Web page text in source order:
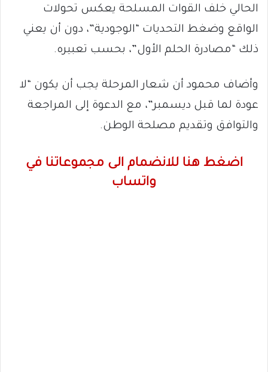
الحالي خلف القوات المسلحة يعكس تحولات
الواقع وضغط التحديات “الوجودية”، دون أن يعني
ذلك “مصادرة الحلم الأول”، بحسب تعبيره.
وأضاف محمود أن شعار المرحلة يجب أن يكون “لا
عودة لما قبل ديسمبر”، مع الدعوة إلى المراجعة
والتوافق وتقديم مصلحة الوطن.
اضغط هنا للانضمام الى مجموعاتنا في
واتساب